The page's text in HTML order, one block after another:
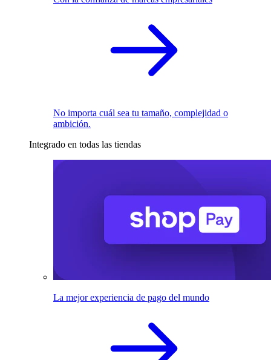
No importa cuál sea tu tamaño, complejidad o
ambición.
Integrado en todas las tiendas
La mejor experiencia de pago del mundo